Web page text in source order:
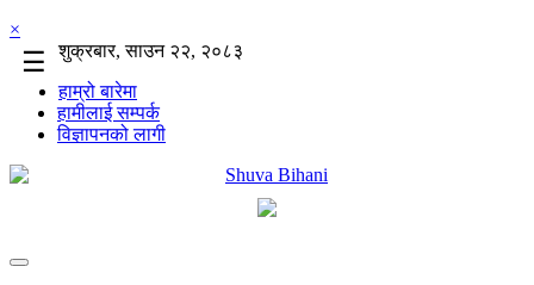
×
☰
शुक्रबार, साउन २२, २०८३
हाम्रो बारेमा
हामीलाई सम्पर्क
विज्ञापनको लागी